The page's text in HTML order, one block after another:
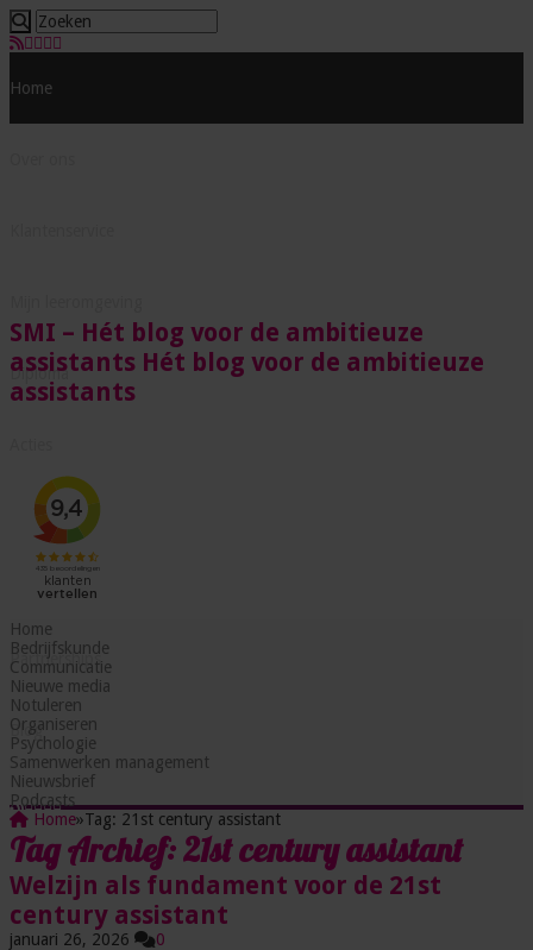
Home
Diploma
Testjes
Incompany
Partnerships
Blog
SMI – Hét blog voor de ambitieuze
assistants Hét blog voor de ambitieuze
assistants
Home
Bedrijfskunde
Communicatie
Nieuwe media
Notuleren
Organiseren
Psychologie
Samenwerken management
Nieuwsbrief
Podcasts
Home»Tag: 21st century assistant
Tag Archief:21st century assistant
Welzijn als fundament voor de 21st
century assistant
januari 26, 2026 0